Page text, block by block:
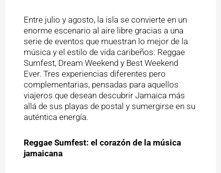
Entre julio y agosto, la isla se convierte en un
enorme escenario al aire libre gracias a una
serie de eventos que muestran lo mejor de la
música y el estilo de vida caribeños: Reggae
Sumfest, Dream Weekend y Best Weekend
Ever. Tres experiencias diferentes pero
complementarias, pensadas para aquellos
viajeros que desean descubrir Jamaica más
allá de sus playas de postal y sumergirse en su
auténtica energía.
Reggae Sumfest: el corazón de la música
jamaicana